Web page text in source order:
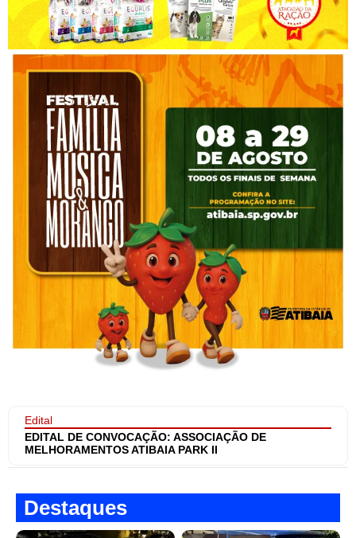
Edital
EDITAL DE CONVOCAÇÃO: ASSOCIAÇÃO DE
MELHORAMENTOS ATIBAIA PARK II
Destaques